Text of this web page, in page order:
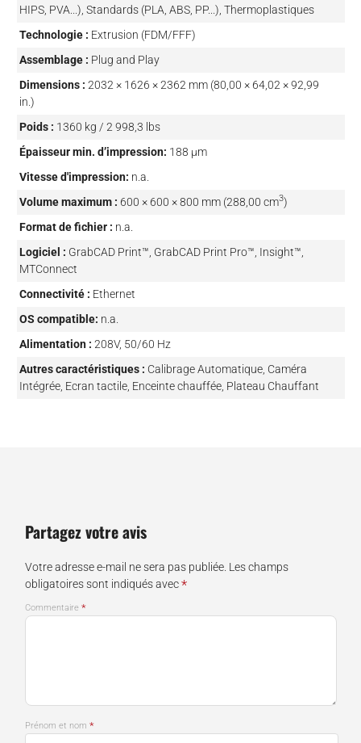
HIPS, PVA...), Standards (PLA, ABS, PP...), Thermoplastiques
Technologie : Extrusion (FDM/FFF)
Assemblage : Plug and Play
Dimensions : 2032 × 1626 × 2362 mm (80,00 × 64,02 × 92,99
in.)
Poids : 1360 kg / 2 998,3 lbs
Épaisseur min. d’impression: 188 µm
Vitesse d'impression: n.a.
Volume maximum : 600 × 600 × 800 mm (288,00 cm3)
Format de fichier : n.a.
Logiciel : GrabCAD Print™, GrabCAD Print Pro™, Insight™,
MTConnect
Connectivité : Ethernet
OS compatible: n.a.
Alimentation : 208V, 50/60 Hz
Autres caractéristiques : Calibrage Automatique, Caméra
Intégrée, Ecran tactile, Enceinte chauffée, Plateau Chauffant
Partagez votre avis
Votre adresse e-mail ne sera pas publiée. Les champs
obligatoires sont indiqués avec*
Commentaire *
Prénom et nom *